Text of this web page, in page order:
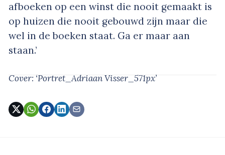
afboeken op een winst die nooit gemaakt is
op huizen die nooit gebouwd zijn maar die
wel in de boeken staat. Ga er maar aan
staan.’
Cover: ‘Portret_Adriaan Visser_571px’